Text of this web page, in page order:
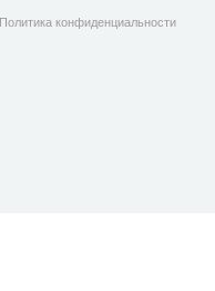
Политика конфиденциальности